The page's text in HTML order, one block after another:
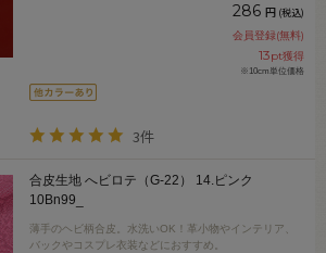
286 円 (税込)
会員登録(無料)
13pt獲得
※10cm単位価格
3件
合皮生地 へビロテ（G-22） 14.ピンク
10Bn99_
薄手のヘビ柄合皮。水洗いOK！革小物やインテリア、
バックやコスプレ衣装などにおすすめ。